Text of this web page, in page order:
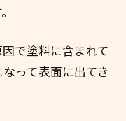
で塗料に含まれて
って表面に出てき